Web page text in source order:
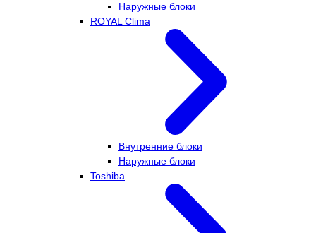
Наружные блоки
ROYAL Clima
Внутренние блоки
Наружные блоки
Toshiba